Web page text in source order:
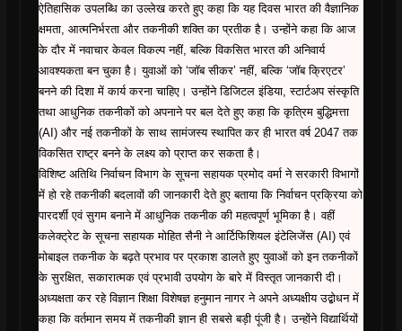
ऐतिहासिक उपलब्धि का उल्लेख करते हुए कहा कि यह दिवस भारत की वैज्ञानिक
क्षमता, आत्मनिर्भरता और तकनीकी शक्ति का प्रतीक है। उन्होंने कहा कि आज
के दौर में नवाचार केवल विकल्प नहीं, बल्कि विकसित भारत की अनिवार्य
आवश्यकता बन चुका है। युवाओं को ‘जॉब सीकर’ नहीं, बल्कि ‘जॉब क्रिएटर’
बनने की दिशा में कार्य करना चाहिए। उन्होंने डिजिटल इंडिया, स्टार्टअप संस्कृति
तथा आधुनिक तकनीकों को अपनाने पर बल देते हुए कहा कि कृत्रिम बुद्धिमत्ता
(AI) और नई तकनीकों के साथ सामंजस्य स्थापित कर ही भारत वर्ष 2047 तक
विकसित राष्ट्र बनने के लक्ष्य को प्राप्त कर सकता है।
विशिष्ट अतिथि निर्वाचन विभाग के सूचना सहायक प्रमोद वर्मा ने सरकारी विभागों
में हो रहे तकनीकी बदलावों की जानकारी देते हुए बताया कि निर्वाचन प्रक्रिया को
पारदर्शी एवं सुगम बनाने में आधुनिक तकनीक की महत्वपूर्ण भूमिका है। वहीं
कलेक्ट्रेट के सूचना सहायक मोहित सैनी ने आर्टिफिशियल इंटेलिजेंस (AI) एवं
मोबाइल तकनीक के बढ़ते प्रभाव पर प्रकाश डालते हुए युवाओं को इन तकनीकों
के सुरक्षित, सकारात्मक एवं प्रभावी उपयोग के बारे में विस्तृत जानकारी दी।
अध्यक्षता कर रहे विज्ञान शिक्षा विशेषज्ञ हनुमान नागर ने अपने अध्यक्षीय उद्बोधन में
कहा कि वर्तमान समय में तकनीकी ज्ञान ही सबसे बड़ी पूंजी है। उन्होंने विद्यार्थियों